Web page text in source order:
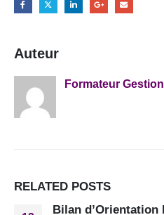
Auteur
Formateur
RELATED POSTS
Bilan d’Orientation